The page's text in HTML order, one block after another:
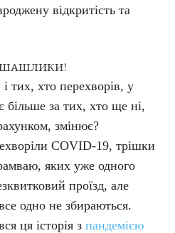
відкритість та
ШАШЛИКИ!
тих, хто перехворів, у
більше за тих, хто ще ні,
змінює?
COVID-19, трішки
яких уже одного
проїзд, але
одно не збираються.
ця історія з пандемією